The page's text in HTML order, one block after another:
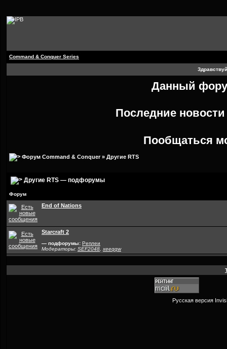
Command & Conquer Series
Данный
Последние
Пообщаться
Форум Command & Conquer» Другие RTS
Другие RTS — подфорумы
Форум
End of Nations
Starcraft 2
— подфорумы: Реплеи
Модераторы: SEF2048, xeeqqw
Русская версия